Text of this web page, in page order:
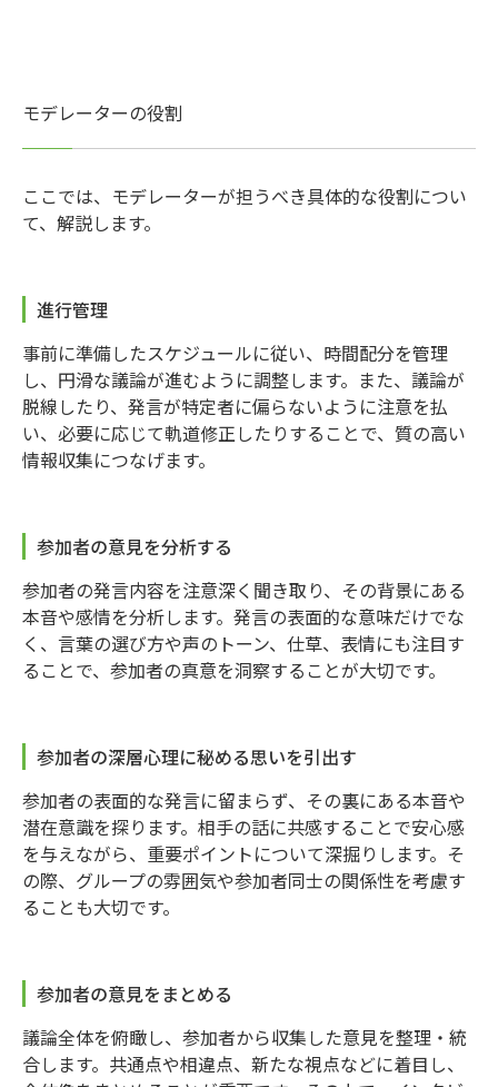
モデレーターの役割
ここでは、モデレーターが担うべき具体的な役割につい
て、解説します。
進行管理
事前に準備したスケジュールに従い、時間配分を管理
し、円滑な議論が進むように調整します。また、議論が
脱線したり、発言が特定者に偏らないように注意を払
い、必要に応じて軌道修正したりすることで、質の高い
情報収集につなげます。
参加者の意見を分析する
参加者の発言内容を注意深く聞き取り、その背景にある
本音や感情を分析します。発言の表面的な意味だけでな
く、言葉の選び方や声のトーン、仕草、表情にも注目す
ることで、参加者の真意を洞察することが大切です。
参加者の深層心理に秘める思いを引出す
参加者の表面的な発言に留まらず、その裏にある本音や
潜在意識を探ります。相手の話に共感することで安心感
を与えながら、重要ポイントについて深掘りします。そ
の際、グループの雰囲気や参加者同士の関係性を考慮す
ることも大切です。
参加者の意見をまとめる
議論全体を俯瞰し、参加者から収集した意見を整理・統
合します。共通点や相違点、新たな視点などに着目し、